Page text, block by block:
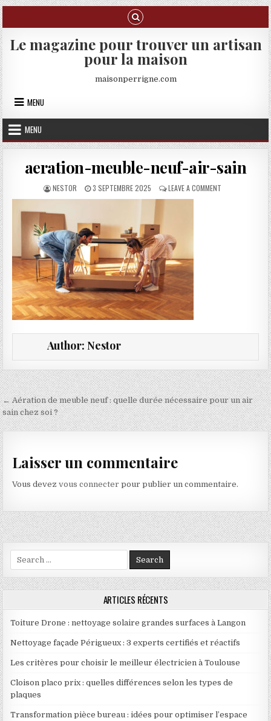
Skip to content
Le magazine pour trouver un artisan
pour la maison
maisonperrigne.com
MENU
MENU
aeration-meuble-neuf-air-sain
AUTHOR:
NESTOR PUBLISHED DATE:
3 SEPTEMBRE 2025 LEAVE A COMMENT ON AERATION-
Author: Nestor
Navigation de l’article
← Aération de meuble neuf : quelle durée nécessaire pour un air
sain chez soi ?
Laisser un commentaire
Vous devezvous connecter pour publier un commentaire.
Search for:
ARTICLES RÉCENTS
Toiture Drone : nettoyage solaire grandes surfaces à Langon
Nettoyage façade Périgueux : 3 experts certifiés et réactifs
Les critères pour choisir le meilleur électricien à Toulouse
Cloison placo prix : quelles différences selon les types de
plaques
Transformation pièce bureau : idées pour optimiser l’espace